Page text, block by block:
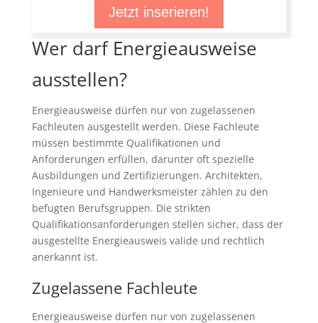
Jetzt inserieren!
Wer darf Energieausweise
ausstellen?
Energieausweise dürfen nur von zugelassenen
Fachleuten ausgestellt werden. Diese Fachleute
müssen bestimmte Qualifikationen und
Anforderungen erfüllen, darunter oft spezielle
Ausbildungen und Zertifizierungen. Architekten,
Ingenieure und Handwerksmeister zählen zu den
befugten Berufsgruppen. Die strikten
Qualifikationsanforderungen stellen sicher, dass der
ausgestellte Energieausweis valide und rechtlich
anerkannt ist.
Zugelassene Fachleute
Energieausweise dürfen nur von zugelassenen